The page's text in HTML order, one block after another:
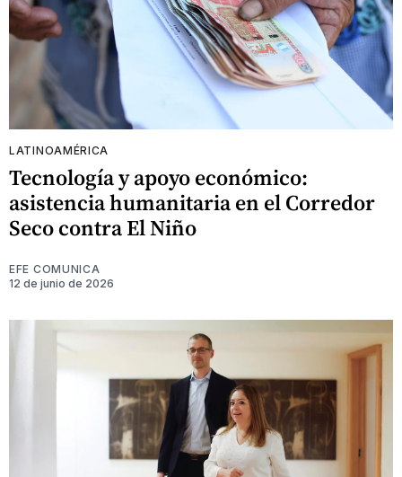
LATINOAMÉRICA
Tecnología y apoyo económico:
asistencia humanitaria en el Corredor
Seco contra El Niño
EFE COMUNICA
12 de junio de 2026